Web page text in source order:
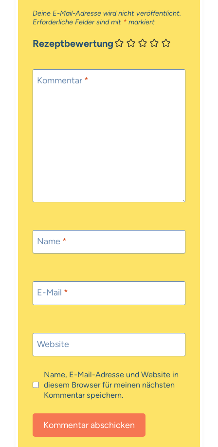
Deine E-Mail-Adresse wird nicht veröffentlicht.
Erforderliche Felder sind mit *markiert
Rezeptbewertung
Kommentar *
Name *
E-Mail *
Website
Name, E-Mail-Adresse und Website in
diesem Browser für meinen nächsten
Kommentar speichern.